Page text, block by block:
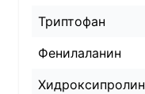
Триптофан
Фенилаланин
Хидроксипролин